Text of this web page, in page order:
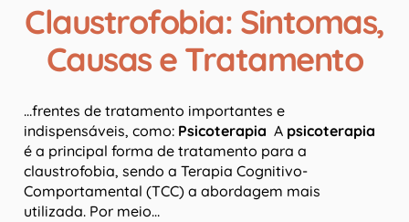
Claustrofobia: Sintomas,
Causas e Tratamento
…frentes de tratamento importantes e
indispensáveis, como: Psicoterapia A psicoterapia
é a principal forma de tratamento para a
claustrofobia, sendo a Terapia Cognitivo-
Comportamental (TCC) a abordagem mais
utilizada. Por meio…